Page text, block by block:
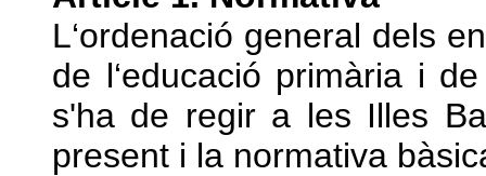
L‘ordenació general dels
de l‘educació primària i
s'ha de regir a les Illes
present i la normativa